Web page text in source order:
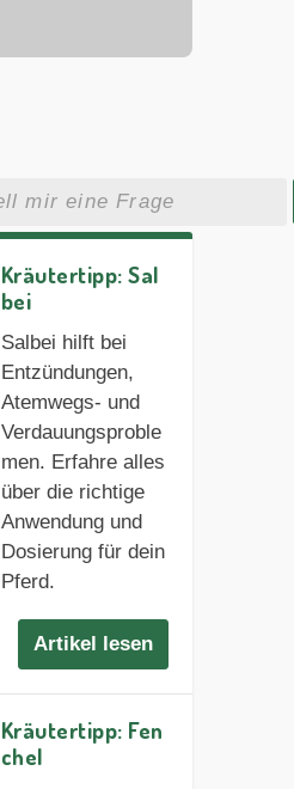
Kräutertipp: Sal
bei
Salbei hilft bei
Entzündungen,
Atemwegs- und
Verdauungsproble
men. Erfahre alles
über die richtige
Anwendung und
Dosierung für dein
Pferd.
Artikel lesen
Kräutertipp: Fen
chel